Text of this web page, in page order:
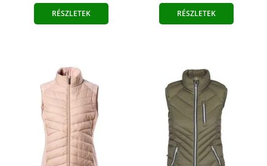
RÉSZLETEK RÉSZLETEK